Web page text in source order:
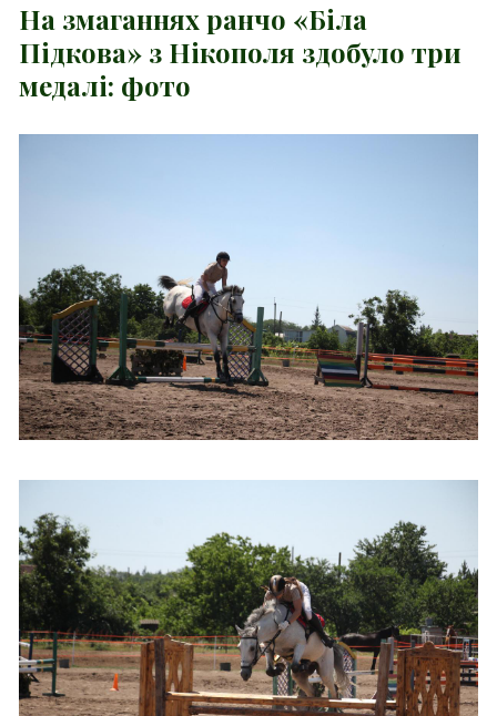
На змаганнях ранчо «Біла
Підкова» з Нікополя здобуло три
медалі: фото